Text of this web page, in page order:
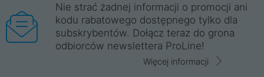
Nie strać żadnej informacji o promocji ani
kodu rabatowego dostępnego tylko dla
subskrybentów. Dołącz teraz do grona
odbiorców newslettera ProLine!
Więcej informacji